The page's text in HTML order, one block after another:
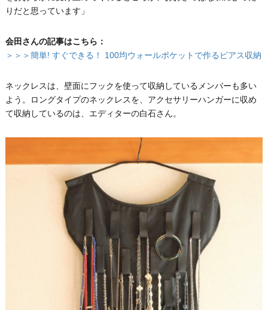
りだと思っています」
会田さんの記事はこちら：
＞＞＞簡単! すぐできる！ 100均ウォールポケットで作るピアス収納
ネックレスは、壁面にフックを使って収納しているメンバーも多い
よう。ロングタイプのネックレスを、アクセサリーハンガーに収め
て収納しているのは、エディターの白石さん。